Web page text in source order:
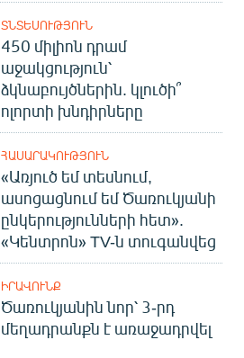
ՏՆՏԵՍՈՒԹՅՈՒՆ
450 միլիոն դրամ
աջակցություն՝
ձկնաբույծներին. կլուծի՞
ոլորտի խնդիրները
ՀԱՍԱՐԱԿՈՒԹՅՈՒՆ
«Առյուծ եմ տեսնում,
ասոցացնում եմ Ծառուկյանի
ընկերությունների հետ».
«Կենտրոն» TV-ն տուգանվեց
ԻՐԱՎՈՒՆՔ
Ծառուկյանին նոր՝ 3-րդ
մեղադրանքն է առաջադրվել